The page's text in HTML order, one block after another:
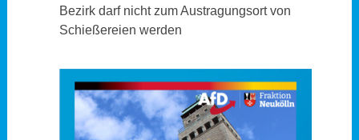
Bezirk darf nicht zum Austragungsort von
Schießereien werden